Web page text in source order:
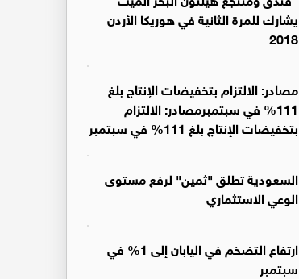
يشارك للمرة الثانية في هوريكا الأردن
2018
مصادر: الالتزام بتخفيضات الإنتاج بلغ
111% في سبتمبرمصادر: الالتزام
بتخفيضات الإنتاج بلغ 111% في سبتمبر
السعودية تطلق "ثمين" لرفع مستوى
الوعي الاستثماري
ارتفاع التضخم في اليابان إلى 1% في
سبتمبر